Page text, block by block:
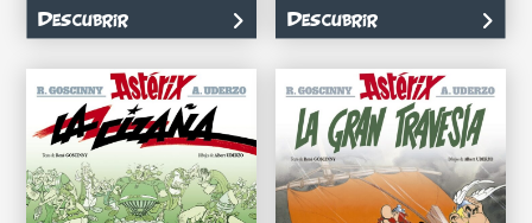
Descubrir Descubrir